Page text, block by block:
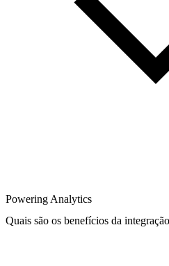
Powering Analytics
Quais são os benefícios da